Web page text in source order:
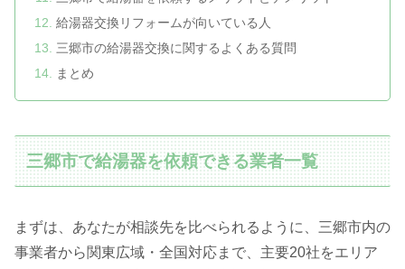
給湯器交換リフォームが向いている人
三郷市の給湯器交換に関するよくある質問
まとめ
三郷市で給湯器を依頼できる業者一覧
まずは、あなたが相談先を比べられるように、三郷市内の
事業者から関東広域・全国対応まで、主要20社をエリア